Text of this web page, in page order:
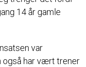
14 år gamle
var
også har vært trener